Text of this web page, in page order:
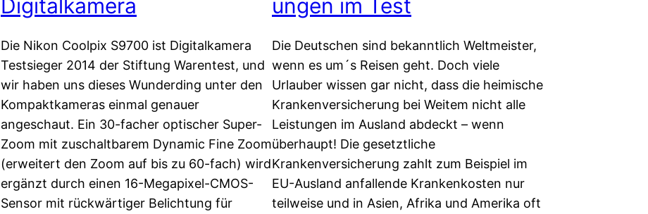
Digitalkamera
Die Nikon Coolpix S9700 ist Digitalkamera
Testsieger 2014 der Stiftung Warentest, und
wir haben uns dieses Wunderding unter den
Kompaktkameras einmal genauer
angeschaut. Ein 30-facher optischer Super-
Zoom mit zuschaltbarem Dynamic Fine Zoom
(erweitert den Zoom auf bis zu 60-fach) wird
ergänzt durch einen 16-Megapixel-CMOS-
Sensor mit rückwärtiger Belichtung für
ungen im Test
Die Deutschen sind bekanntlich Weltmeister,
wenn es um´s Reisen geht. Doch viele
Urlauber wissen gar nicht, dass die heimische
Krankenversicherung bei Weitem nicht alle
Leistungen im Ausland abdeckt – wenn
überhaupt! Die gesetztliche
Krankenversicherung zahlt zum Beispiel im
EU-Ausland anfallende Krankenkosten nur
teilweise und in Asien, Afrika und Amerika oft